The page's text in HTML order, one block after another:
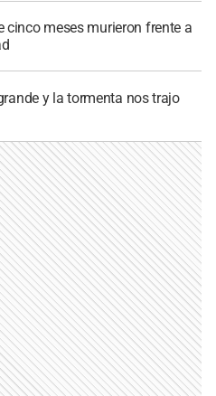
cinco meses murieron frente a
y la tormenta nos trajo